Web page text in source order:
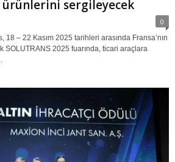
sergileyecek
0
– 22 Kasım 2025 tarihleri arasında Fransa’nın
SOLUTRANS 2025 fuarında, ticari araçlara